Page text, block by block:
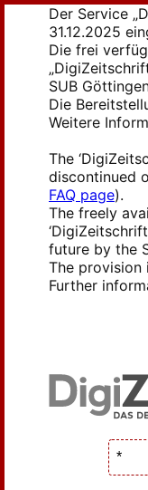
Der Service
31.12.2025
Die frei
SUB
Die
Weitere
The
discontinued
FAQ page).
The freely
future by the
The provision
Further